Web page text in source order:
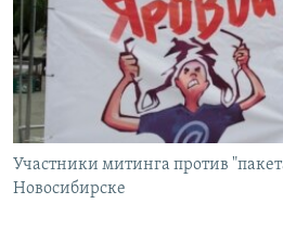
ПОДПИШИТЕСЬ НА РАССЫЛКУ
СОЦИАЛЬНЫЕ СЕТИ
Участники митинга против
Новосибирске